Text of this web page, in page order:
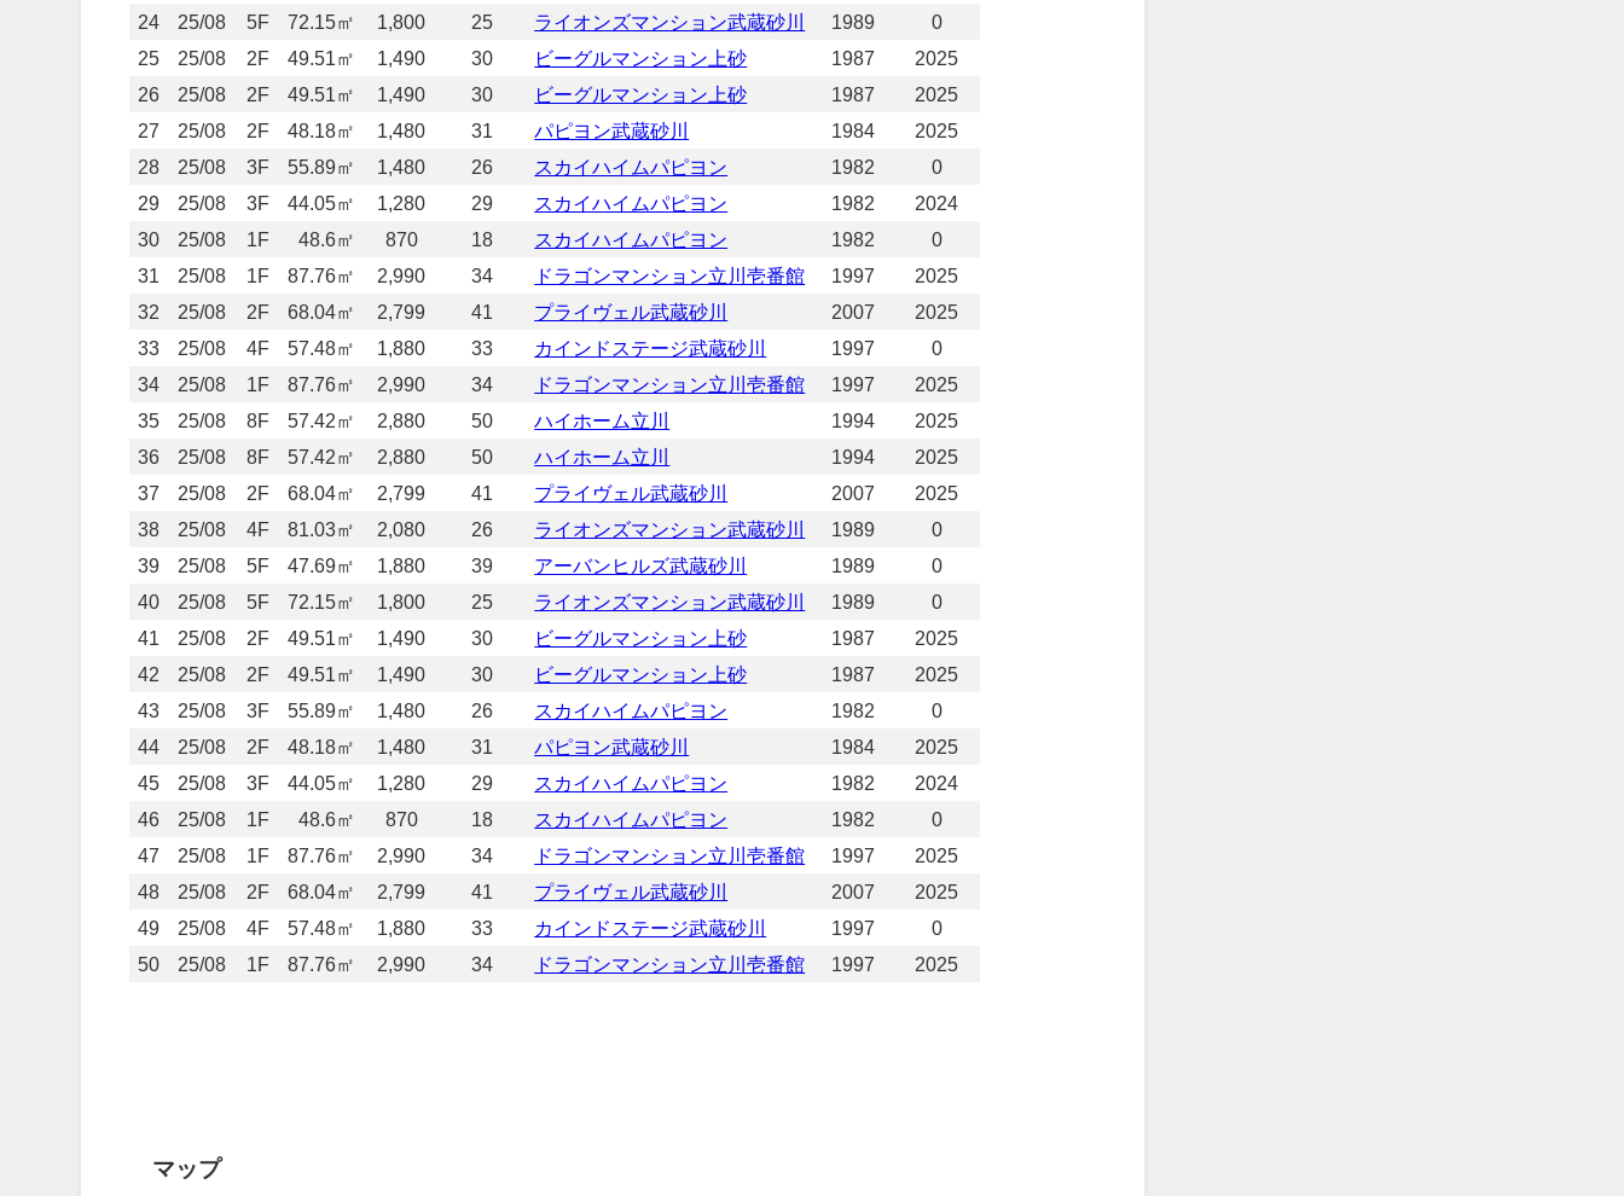
24
25/08 5F 72.15㎡ 1,800 25 ライオンズマンション武蔵砂川 1989
0
25
25/08 2F 49.51㎡ 1,490 30 ビーグルマンション上砂 1987
2025
26
25/08 2F 49.51㎡ 1,490 30 ビーグルマンション上砂 1987
2025
27
25/08 2F 48.18㎡ 1,480 31 パピヨン武蔵砂川 1984
2025
28
25/08 3F 55.89㎡ 1,480 26 スカイハイムパピヨン 1982
0
29
25/08 3F 44.05㎡ 1,280 29 スカイハイムパピヨン 1982
2024
30
25/08 1F 48.6㎡ 870 18 スカイハイムパピヨン 1982
0
31
25/08 1F 87.76㎡ 2,990 34 ドラゴンマンション立川壱番館 1997
2025
32
25/08 2F 68.04㎡ 2,799 41 プライヴェル武蔵砂川 2007
2025
33
25/08 4F 57.48㎡ 1,880 33 カインドステージ武蔵砂川 1997
0
34
25/08 1F 87.76㎡ 2,990 34 ドラゴンマンション立川壱番館 1997
2025
35
25/08 8F 57.42㎡ 2,880 50 ハイホーム立川 1994
2025
36
25/08 8F 57.42㎡ 2,880 50 ハイホーム立川 1994
2025
37
25/08 2F 68.04㎡ 2,799 41 プライヴェル武蔵砂川 2007
2025
38
25/08 4F 81.03㎡ 2,080 26 ライオンズマンション武蔵砂川 1989
0
39
25/08 5F 47.69㎡ 1,880 39 アーバンヒルズ武蔵砂川 1989
0
40
25/08 5F 72.15㎡ 1,800 25 ライオンズマンション武蔵砂川 1989
0
41
25/08 2F 49.51㎡ 1,490 30 ビーグルマンション上砂 1987
2025
42
25/08 2F 49.51㎡ 1,490 30 ビーグルマンション上砂 1987
2025
43
25/08 3F 55.89㎡ 1,480 26 スカイハイムパピヨン 1982
0
44
25/08 2F 48.18㎡ 1,480 31 パピヨン武蔵砂川 1984
2025
45
25/08 3F 44.05㎡ 1,280 29 スカイハイムパピヨン 1982
2024
46
25/08 1F 48.6㎡ 870 18 スカイハイムパピヨン 1982
0
47
25/08 1F 87.76㎡ 2,990 34 ドラゴンマンション立川壱番館 1997
2025
48
25/08 2F 68.04㎡ 2,799 41 プライヴェル武蔵砂川 2007
2025
49
25/08 4F 57.48㎡ 1,880 33 カインドステージ武蔵砂川 1997
0
50
25/08 1F 87.76㎡ 2,990 34 ドラゴンマンション立川壱番館 1997 2025
マップ